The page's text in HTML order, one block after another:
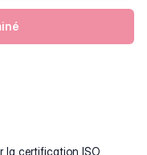
la certification ISO